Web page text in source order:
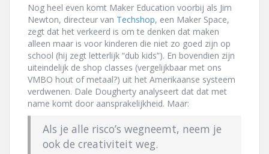
Nog heel even komt Maker Education voorbij als Jim
Newton, directeur van Techshop, een Maker Space,
zegt dat het verkeerd is om te denken dat maken
alleen maar is voor kinderen die niet zo goed zijn op
school (hij zegt letterlijk “dub kids”). En bovendien zijn
uiteindelijk de shop classes (vergelijkbaar met ons
VMBO hout of metaal?) uit het Amerikaanse systeem
verdwenen. Dale Dougherty analyseert dat dat met
name komt door aansprakelijkheid. Maar:
Als je alle risco’s wegneemt, neem je
ook de creativiteit weg.